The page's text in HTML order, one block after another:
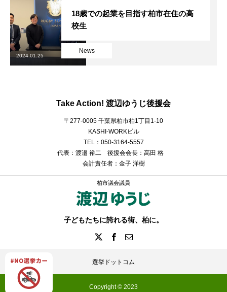
お問い合わせ
選挙ドットコム News
18歳での起業を目指す柏市在住の高
校生
2024.01.25
Take Action! 渡辺ゆうじ後援会
〒277-0005 千葉県柏市柏1丁目1-10
KASHI-WORKビル
TEL：050-3164-5557
代表：渡邉 裕二 後援会会長：高田 格
会計責任者：金子 洋樹
柏市議会議員
子どもたちに誇れる街、柏に。
選挙ドットコム
Copyright © 2023